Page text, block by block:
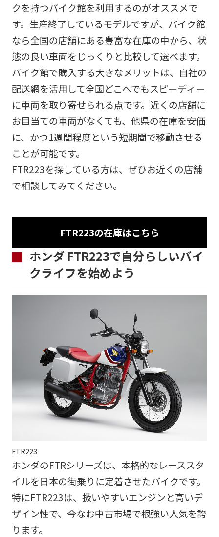
クを持つバイク館を利用するのがオススメで
す。生産終了しているモデルですが、バイク館
なら全国の店舗にある豊富な在庫の中から、状
態の良い車両をじっくりと比較して選べます。
バイク館で購入する大きなメリットは、自社の
配送網を活用して全国どこへでもスピーディー
に車両を取り寄せられる点です。近くの店舗に
お目当ての車両がなくても、他県の在庫を安価
に、かつ1週間程度という短期間で移動させる
ことが可能です。
FTR223を探している方は、ぜひお近くの店舗
で相談してみてください。
FTR223の在庫はこちら
ホンダ FTR223で自分らしいバイ
クライフを始めよう
FTR223
ホンダのFTRシリーズは、本格的なレーススタ
イルを日本の街乗りに定着させたバイクです。
特にFTR223は、扱いやすいエンジンと高いデ
ザイン性で、今なお中古市場で根強い人気を誇
ります。